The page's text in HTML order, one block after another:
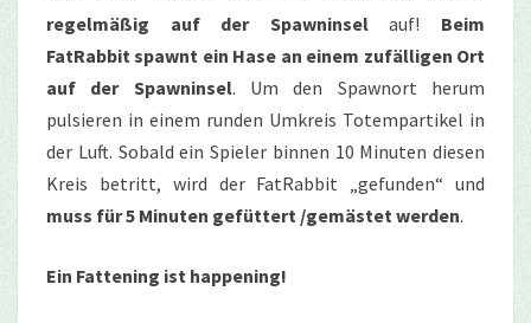
regelmäßig auf der Spawninselauf! Beim
FatRabbit spawnt ein Hase an einem zufälligen Ort
auf der Spawninsel. Um den Spawnort herum
pulsieren in einem runden Umkreis Totempartikel in
der Luft. Sobald ein Spieler binnen 10 Minuten diesen
Kreis betritt, wird der FatRabbit „gefunden“ und
muss für 5 Minuten gefüttert /gemästet werden.
Ein Fattening ist happening!